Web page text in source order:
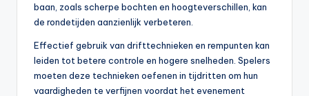
baan, zoals scherpe bochten en hoogteverschillen, kan
de rondetijden aanzienlijk verbeteren.
Effectief gebruik van drifttechnieken en rempunten kan
leiden tot betere controle en hogere snelheden. Spelers
moeten deze technieken oefenen in tijdritten om hun
vaardigheden te verfijnen voordat het evenement